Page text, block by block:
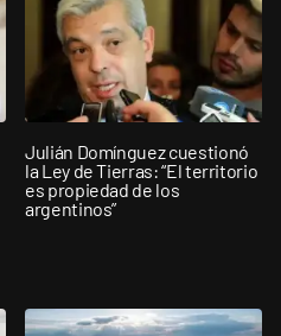
Julián Domínguez cuestionó
la Ley de Tierras: “El territorio
es propiedad de los
argentinos”